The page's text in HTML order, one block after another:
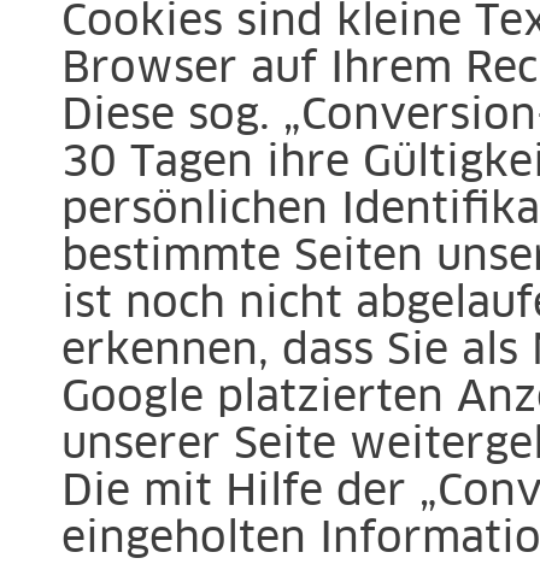
Cookies sind kleine
Browser auf Ihrem
Diese sog.
30 Tagen ihre
persönlichen
bestimmte Seiten
ist noch nicht
erkennen, dass Sie
Google platzierten
unserer Seite
Die mit Hilfe der
eingeholten